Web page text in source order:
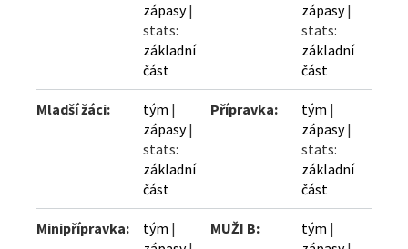
zápasy|
stats:
základní
část
zápasy|
stats:
základní
část
Mladší žáci: tým |
zápasy|
stats:
základní
část
Přípravka: tým |
zápasy|
stats:
základní
část
Minipřípravka: tým |
MUŽI B: tým |